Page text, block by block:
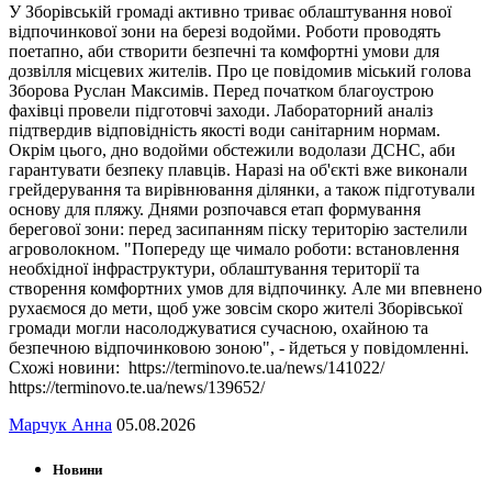
У Зборівській громаді активно триває облаштування нової
відпочинкової зони на березі водойми. Роботи проводять
поетапно, аби створити безпечні та комфортні умови для
дозвілля місцевих жителів. Про це повідомив міський голова
Зборова Руслан Максимів. Перед початком благоустрою
фахівці провели підготовчі заходи. Лабораторний аналіз
підтвердив відповідність якості води санітарним нормам.
Окрім цього, дно водойми обстежили водолази ДСНС, аби
гарантувати безпеку плавців. Наразі на об'єкті вже виконали
грейдерування та вирівнювання ділянки, а також підготували
основу для пляжу. Днями розпочався етап формування
берегової зони: перед засипанням піску територію застелили
агроволокном. "Попереду ще чимало роботи: встановлення
необхідної інфраструктури, облаштування території та
створення комфортних умов для відпочинку. Але ми впевнено
рухаємося до мети, щоб уже зовсім скоро жителі Зборівської
громади могли насолоджуватися сучасною, охайною та
безпечною відпочинковою зоною", - йдеться у повідомленні.
Схожі новини: https://terminovo.te.ua/news/141022/
https://terminovo.te.ua/news/139652/
Марчук Анна 05.08.2026
Новини